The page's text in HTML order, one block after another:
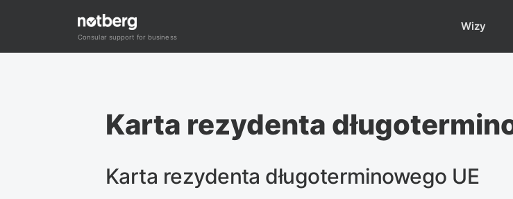
Consular support for business
Wizy
Karta rezydenta
Karta rezydenta długoterminowego UE